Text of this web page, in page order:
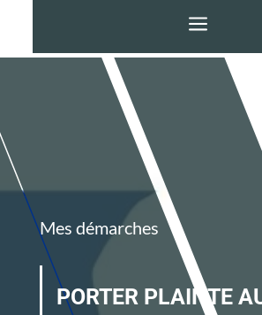
a
Mes démarches
PORTER PLAINTE